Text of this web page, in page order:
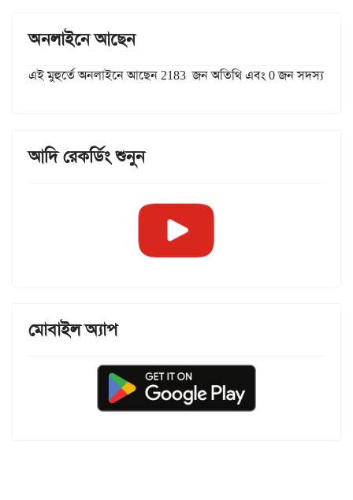
অনলাইনে আছেন
এই মুহুর্তে অনলাইনে আছেন 2183 জন অতিথি এবং 0 জন সদস্য
আদি রেকর্ডিং শুনুন
মোবাইল অ্যাপ